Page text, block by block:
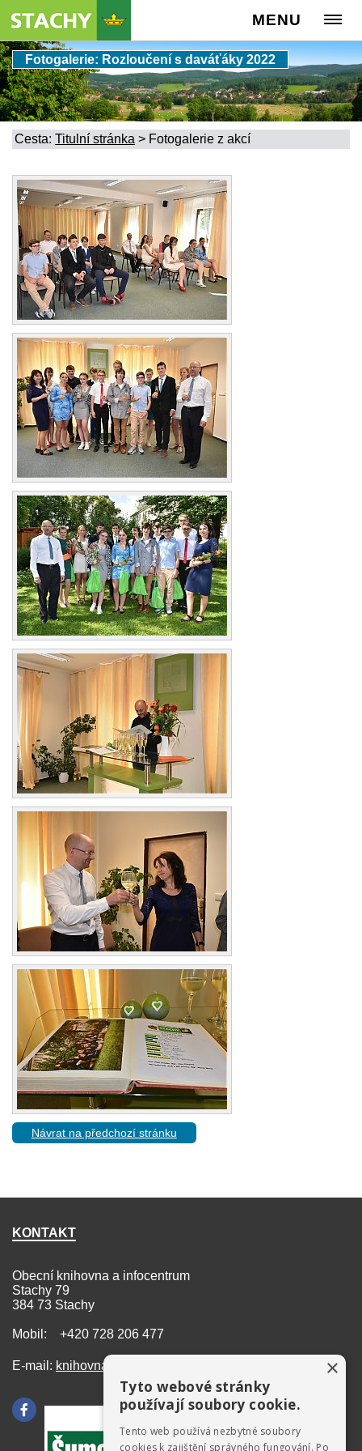
MENU
Fotogalerie: Rozloučení s daváťáky 2022
Cesta: Titulní stránka > Fotogalerie z akcí
Návrat na předchozí stránku
KONTAKT
Obecní knihovna a infocentrum
Stachy 79
384 73 Stachy
Mobil: +420 728 206 477
E-mail: knihovna@stachy.net ×
Tyto webové stránky
používají soubory cookie.
Tento web používá nezbytné soubory
cookies k zajištění správného fungování. Po